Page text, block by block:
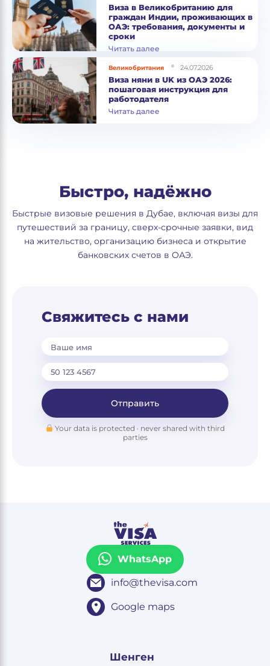
Виза в Великобританию для
граждан Индии, проживающих в
ОАЭ: требования, документы и
сроки
Читать далее
Великобритания 24.07.2026
Виза няни в UK из ОАЭ 2026:
пошаговая инструкция для
работодателя
Читать далее
Быстро, надёжно
Быстрые визовые решения в Дубае, включая визы для
путешествий за границу, сверх-срочные заявки, вид
на жительство, организацию бизнеса и открытие
банковских счетов в ОАЭ.
Свяжитесь с нами
Ваше имя
Отправить
Your data is protected · never shared with third
parties
WhatsApp
info@thevisa.com
Google maps
Шенген